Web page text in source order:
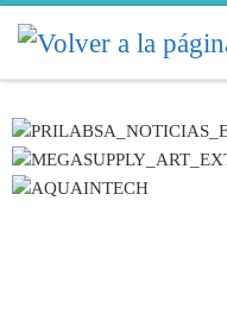
Skip to content